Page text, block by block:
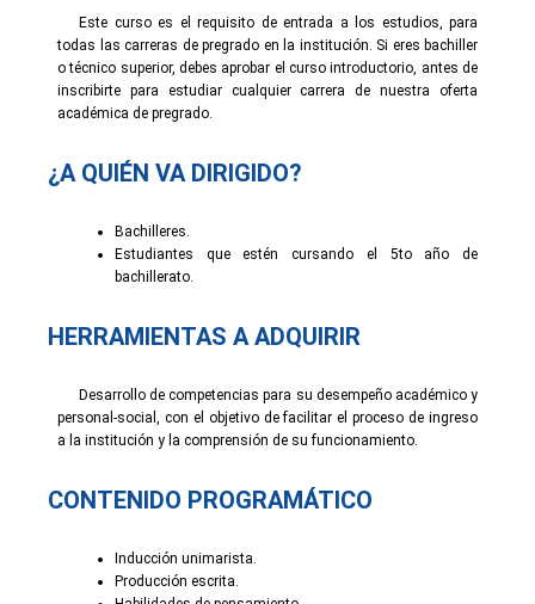
Este curso es el requisito de entrada a los estudios, para
todas las carreras de pregrado en la institución. Si eres bachiller
o técnico superior, debes aprobar el curso introductorio, antes de
inscribirte para estudiar cualquier carrera de nuestra oferta
académica de pregrado.
¿A QUIÉN VA DIRIGIDO?
Bachilleres.
Estudiantes que estén cursando el 5to año de
bachillerato.
HERRAMIENTAS A ADQUIRIR
Desarrollo de competencias para su desempeño académico y
personal-social, con el objetivo de facilitar el proceso de ingreso
a la institución y la comprensión de su funcionamiento.
CONTENIDO PROGRAMÁTICO
Inducción unimarista.
Producción escrita.